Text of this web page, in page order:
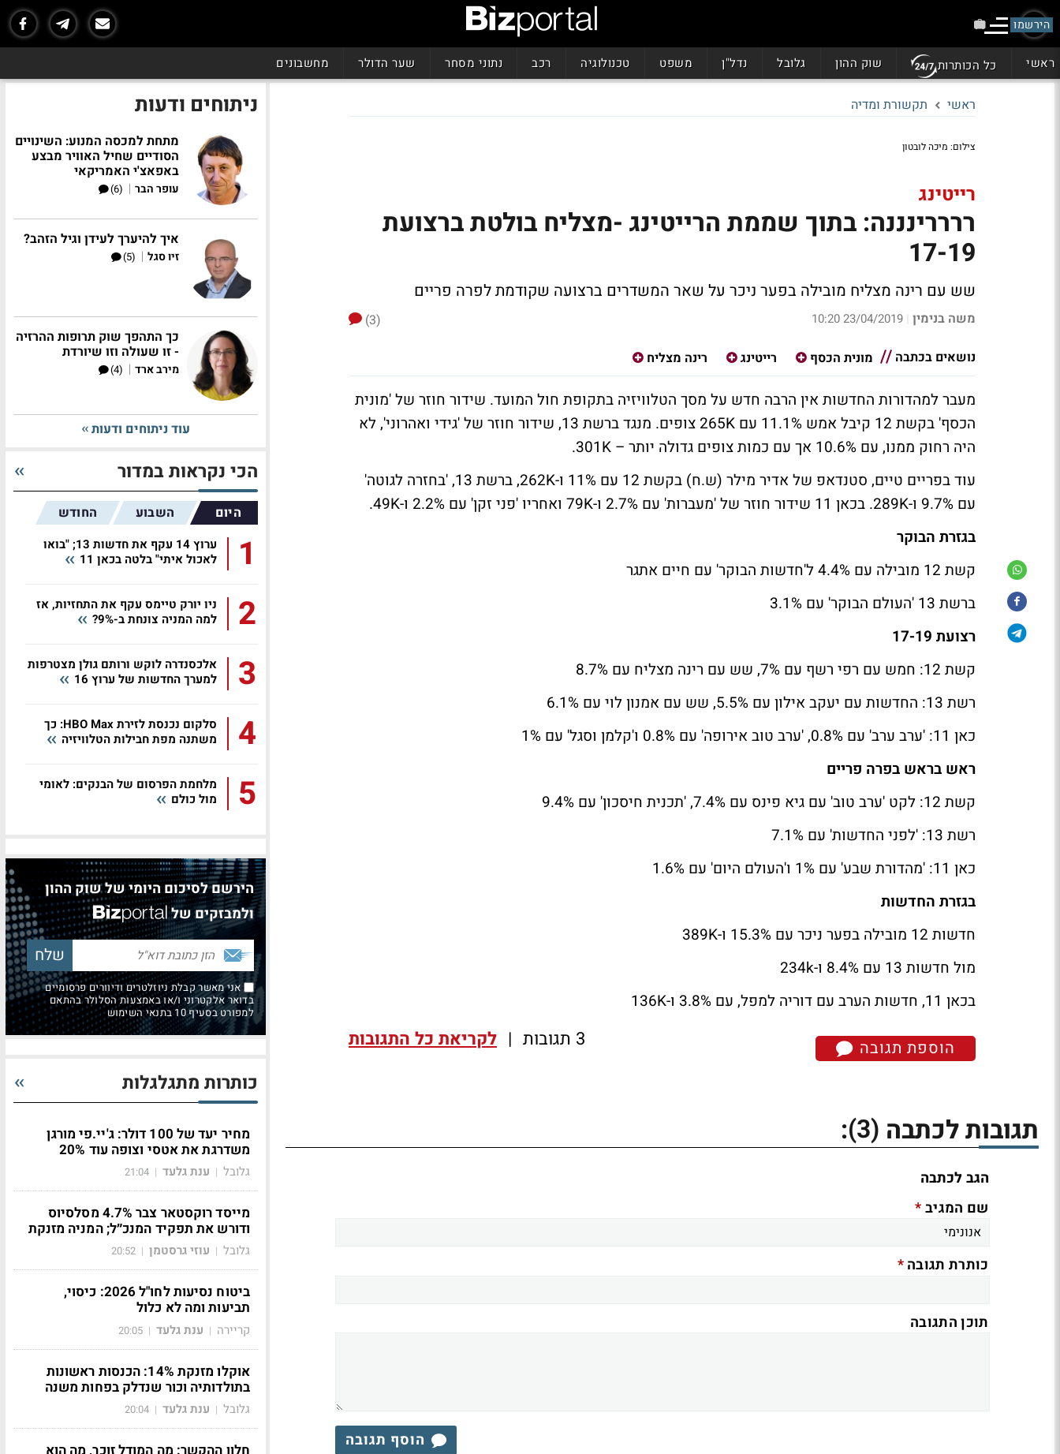
הירשמו
ראשי כל הכותרות שוק ההון גלובל נדל"ן משפט טכנולוגיה רכב נתוני מסחר שער הדולר מחשבונים
ראשי תקשורת ומדיה
צילום: מיכה לובטון
רייטינג
ררררינננה: בתוך שממת הרייטינג -מצליח בולטת ברצועת
17-19
שש עם רינה מצליח מובילה בפער ניכר על שאר המשדרים ברצועה שקודמת לפרה פריים
משה בנימין |
23/04/2019 10:20
(3)
נושאים בכתבה
מונית הכסף רייטינג רינה מצליח
מעבר למהדורות החדשות אין הרבה חדש על מסך הטלוויזיה בתקופת חול המועד. שידור חוזר של 'מונית
הכסף' בקשת 12 קיבל אמש 11.1% עם 265K צופים. מנגד ברשת 13, שידור חוזר של 'גידי ואהרוני', לא
היה רחוק ממנו, עם 10.6% אך עם כמות צופים גדולה יותר – 301K.
עוד בפריים טיים, סטנדאפ של אדיר מילר (ש.ח) בקשת 12 עם 11% ו-262K, ברשת 13, 'בחזרה לגוטה'
עם 9.7% ו-289K. בכאן 11 שידור חוזר של 'מעברות' עם 2.7% ו-79K ואחריו 'פני זקן' עם 2.2% ו-49K.
בגזרת הבוקר
קשת 12 מובילה עם 4.4% ל'חדשות הבוקר' עם חיים אתגר
ברשת 13 'העולם הבוקר' עם 3.1%
רצועת 17-19
קשת 12: חמש עם רפי רשף עם 7%, שש עם רינה מצליח עם 8.7%
רשת 13: החדשות עם יעקב אילון עם 5.5%, שש עם אמנון לוי עם 6.1%
כאן 11: 'ערב ערב' עם 0.8%, 'ערב טוב אירופה' עם 0.8% ו'קלמן וסגל' עם 1%
ראש בראש בפרה פריים
קשת 12: לקט 'ערב טוב' עם גיא פינס עם 7.4%, 'תכנית חיסכון' עם 9.4%
רשת 13: 'לפני החדשות' עם 7.1%
כאן 11: 'מהדורת שבע' עם 1% ו'העולם היום' עם 1.6%
בגזרת החדשות
חדשות 12 מובילה בפער ניכר עם 15.3% ו-389K
מול חדשות 13 עם 8.4% ו-234k
בכאן 11, חדשות הערב עם דוריה למפל, עם 3.8% ו-136K
הוספת תגובה 3 תגובות | לקריאת כל התגובות
תגובות לכתבה (3)
:
הגב לכתבה
שם המגיב*
כותרת תגובה*
תוכן התגובה
הוסף תגובה
ניתוחים ודעות
מתחת למכסה המנוע: השינויים
הסודיים שחיל האוויר מבצע
באפאצ'י האמריקאי
עופר הבר |
(6)
איך להיערך לעידן וגיל הזהב?
זיו סגל |
(5)
כך התהפך שוק תרופות ההרזיה
- זו שעולה וזו שיורדת
מירב ארד |
(4)
עוד ניתוחים ודעות
הכי נקראות במדור
היום השבוע החודש
1
ערוץ 14 עקף את חדשות 13; "בואו
לאכול איתי" בלטה בכאן 11
2
ניו יורק טיימס עקף את התחזיות, אז
למה המניה צונחת ב-9%?
3
אלכסנדרה לוקש ורותם גולן מצטרפות
למערך החדשות של ערוץ 16
4
סלקום נכנסת לזירת HBO Max: כך
משתנה מפת חבילות הטלוויזיה
5
מלחמת הפרסום של הבנקים: לאומי
מול כולם
הירשם לסיכום היומי של שוק ההון
ולמבזקים של
אני מאשר קבלת ניוזלטרים ודיוורים פרסומיים
בדואר אלקטרוני ו/או באמצעות הסלולר בהתאם
למפורט בסעיף 10 בתנאי השימוש
כותרות מתגלגלות
מחיר יעד של 100 דולר: ג'יי.פי מורגן
משדרגת את אטסי וצופה עוד 20%
גלובל | ענת גלעד |
21:04
מייסד רוקסטאר צבר 4.7% מסלסיוס
ודורש את תפקיד המנכ״ל; המניה מזנקת
גלובל | עוזי גרסטמן |
20:52
ביטוח נסיעות לחו"ל 2026: כיסוי,
תביעות ומה לא כלול
קריירה | ענת גלעד |
20:05
אוקלו מזנקת 14%: הכנסות ראשונות
בתולדותיה וכור שנדלק בפחות משנה
גלובל | ענת גלעד |
20:04